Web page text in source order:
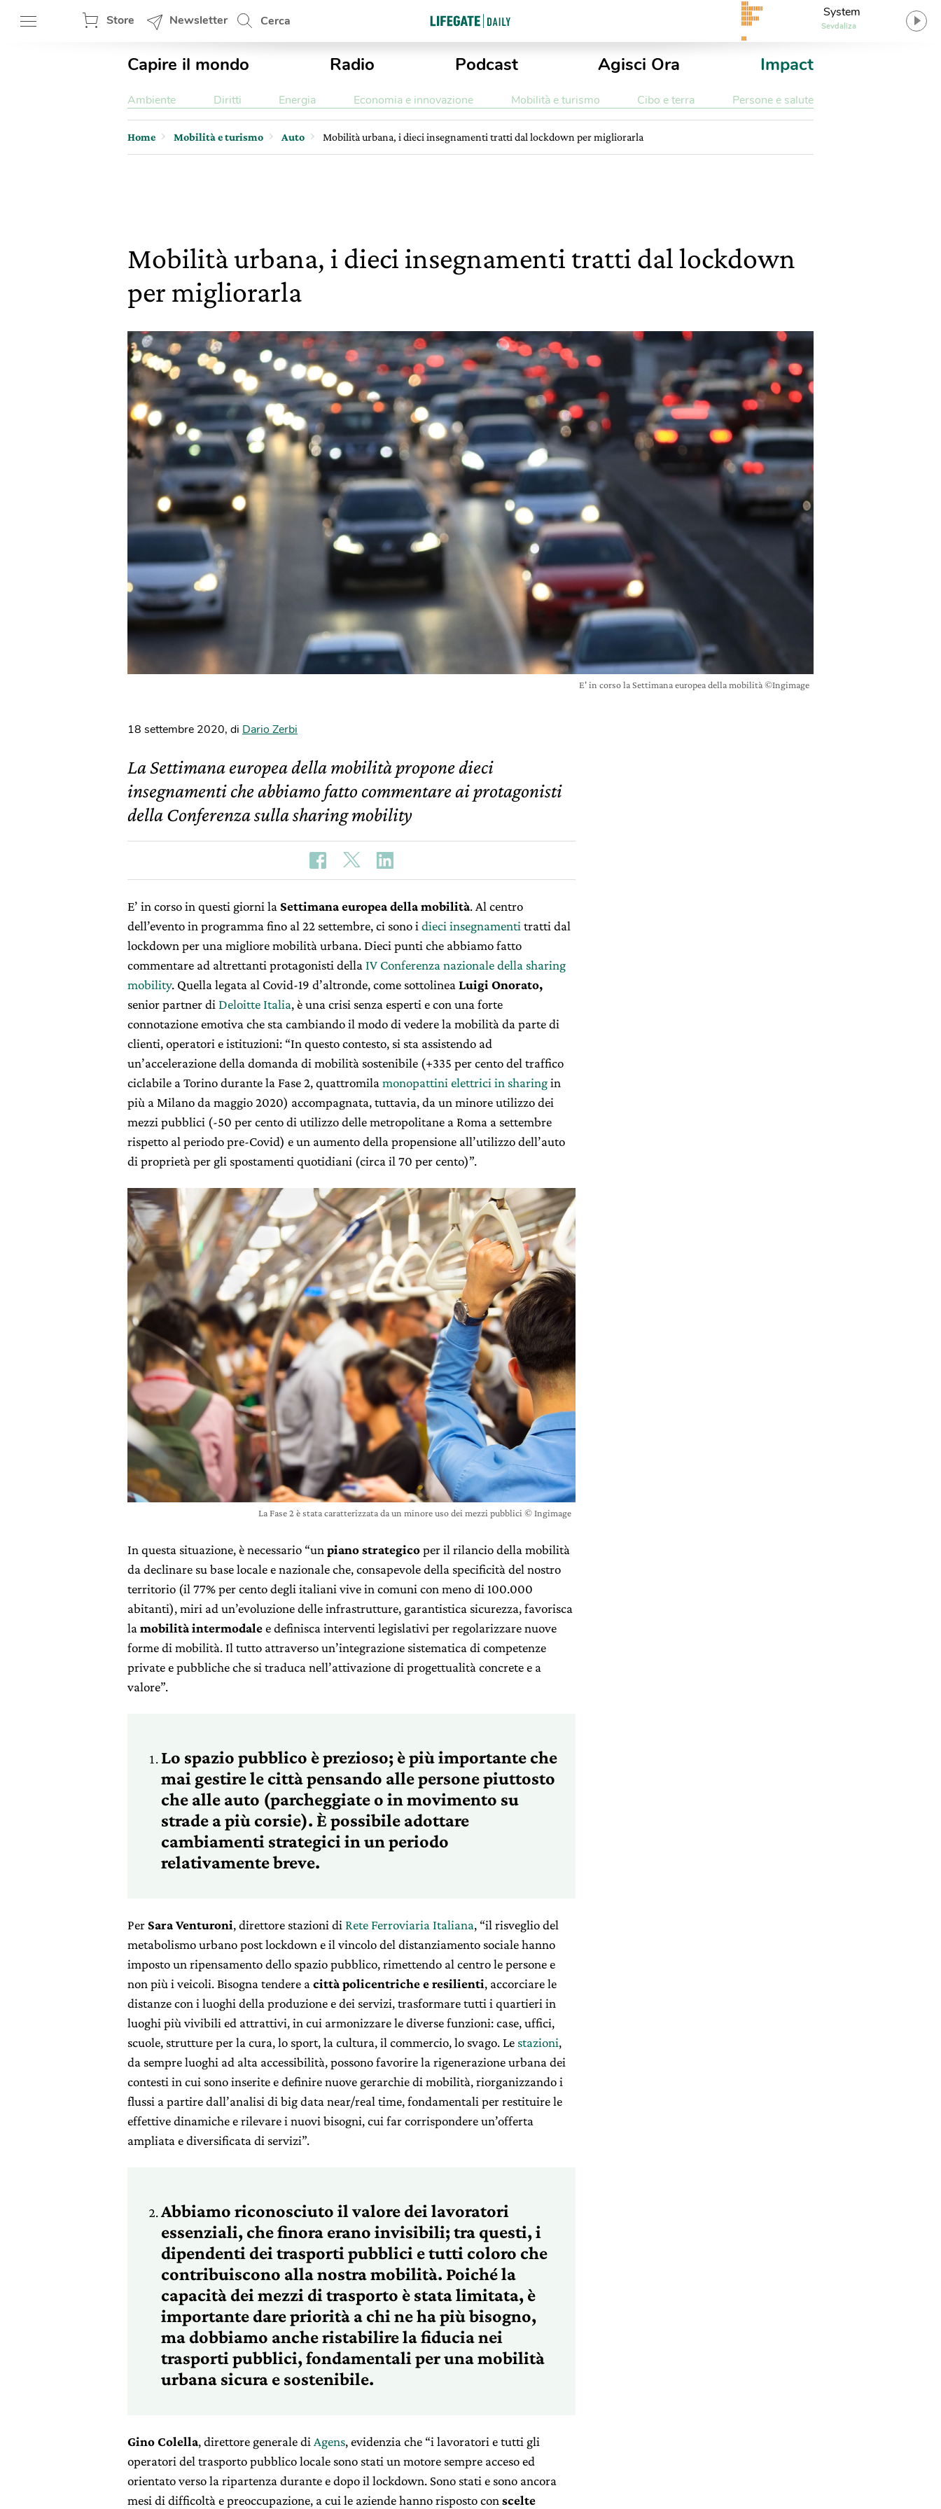
Store Newsletter Cerca
System
Sevdaliza
Capire il mondo Radio Podcast Agisci Ora Impact
Ambiente Diritti Energia Economia e innovazione Mobilità e turismo Cibo e terra Persone e salute
Home Mobilità e turismo Auto Mobilità urbana, i dieci insegnamenti tratti dal lockdown per migliorarla
Mobilità urbana, i dieci insegnamenti tratti dal lockdown
per migliorarla
E' in corso la Settimana europea della mobilità ©Ingimage
18 settembre 2020, di Dario Zerbi
La Settimana europea della mobilità propone dieci
insegnamenti che abbiamo fatto commentare ai protagonisti
della Conferenza sulla sharing mobility
E’ in corso in questi giorni la Settimana europea della mobilità. Al centro
dell’evento in programma fino al 22 settembre, ci sono i dieci insegnamenti tratti dal
lockdown per una migliore mobilità urbana. Dieci punti che abbiamo fatto
commentare ad altrettanti protagonisti della IV Conferenza nazionale della sharing
mobility. Quella legata al Covid-19 d’altronde, come sottolinea Luigi Onorato,
senior partner di Deloitte Italia, è una crisi senza esperti e con una forte
connotazione emotiva che sta cambiando il modo di vedere la mobilità da parte di
clienti, operatori e istituzioni: “In questo contesto, si sta assistendo ad
un’accelerazione della domanda di mobilità sostenibile (+335 per cento del traffico
ciclabile a Torino durante la Fase 2, quattromila monopattini elettrici in sharingin
più a Milano da maggio 2020) accompagnata, tuttavia, da un minore utilizzo dei
mezzi pubblici (-50 per cento di utilizzo delle metropolitane a Roma a settembre
rispetto al periodo pre-Covid) e un aumento della propensione all’utilizzo dell’auto
di proprietà per gli spostamenti quotidiani (circa il 70 per cento)”.
La Fase 2 è stata caratterizzata da un minore uso dei mezzi pubblici © Ingimage
In questa situazione, è necessario “un piano strategicoper il rilancio della mobilità
da declinare su base locale e nazionale che, consapevole della specificità del nostro
territorio (il 77% per cento degli italiani vive in comuni con meno di 100.000
abitanti), miri ad un’evoluzione delle infrastrutture, garantistica sicurezza, favorisca
la mobilità intermodalee definisca interventi legislativi per regolarizzare nuove
forme di mobilità. Il tutto attraverso un’integrazione sistematica di competenze
private e pubbliche che si traduca nell’attivazione di progettualità concrete e a
valore”.
Lo spazio pubblico è prezioso; è più importante che
mai gestire le città pensando alle persone piuttosto
che alle auto (parcheggiate o in movimento su
strade a più corsie). È possibile adottare
cambiamenti strategici in un periodo
relativamente breve.
Per Sara Venturoni, direttore stazioni di Rete Ferroviaria Italiana, “il risveglio del
metabolismo urbano post lockdown e il vincolo del distanziamento sociale hanno
imposto un ripensamento dello spazio pubblico, rimettendo al centro le persone e
non più i veicoli. Bisogna tendere a città policentriche e resilienti, accorciare le
distanze con i luoghi della produzione e dei servizi, trasformare tutti i quartieri in
luoghi più vivibili ed attrattivi, in cui armonizzare le diverse funzioni: case, uffici,
scuole, strutture per la cura, lo sport, la cultura, il commercio, lo svago. Le stazioni,
da sempre luoghi ad alta accessibilità, possono favorire la rigenerazione urbana dei
contesti in cui sono inserite e definire nuove gerarchie di mobilità, riorganizzando i
flussi a partire dall’analisi di big data near/real time, fondamentali per restituire le
effettive dinamiche e rilevare i nuovi bisogni, cui far corrispondere un’offerta
ampliata e diversificata di servizi”.
Abbiamo riconosciuto il valore dei lavoratori
essenziali, che finora erano invisibili; tra questi, i
dipendenti dei trasporti pubblici e tutti coloro che
contribuiscono alla nostra mobilità. Poiché la
capacità dei mezzi di trasporto è stata limitata, è
importante dare priorità a chi ne ha più bisogno,
ma dobbiamo anche ristabilire la fiducia nei
trasporti pubblici, fondamentali per una mobilità
urbana sicura e sostenibile.
Gino Colella, direttore generale di Agens, evidenzia che “i lavoratori e tutti gli
operatori del trasporto pubblico locale sono stati un motore sempre acceso ed
orientato verso la ripartenza durante e dopo il lockdown. Sono stati e sono ancora
mesi di difficoltà e preoccupazione, a cui le aziende hanno risposto con scelte